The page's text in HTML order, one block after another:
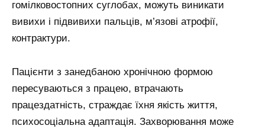
гомілковостопних суглобах, можуть виникати
вивихи і підвивихи пальців, м’язові атрофії,
контрактури.
Пацієнти з занедбаною хронічною формою
пересуваються з працею, втрачають
працездатність, страждає їхня якість життя,
психосоціальна адаптація. Захворювання може